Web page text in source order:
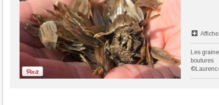
Les
boutures